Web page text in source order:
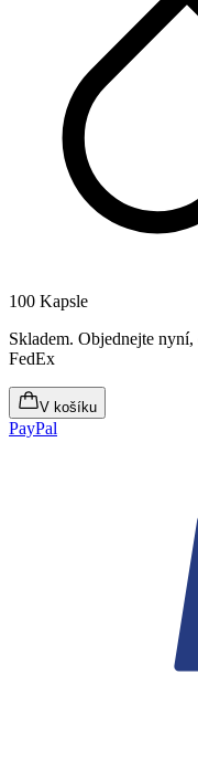
100 Kapsle
Skladem. Objednejte nyní,
FedEx
V košíku
PayPal